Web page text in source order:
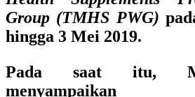
Group (TMHS PWG)
hingga 3 Mei 2019.
Pada saat itu,
menyampaikan